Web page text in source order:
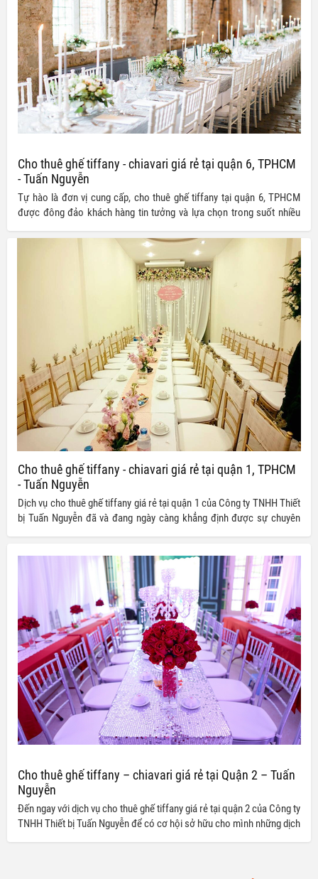
Cho thuê ghế tiffany - chiavari giá rẻ tại quận 6, TPHCM
- Tuấn Nguyễn
Tự hào là đơn vị cung cấp, cho thuê ghế tiffany tại quận 6, TPHCM
được đông đảo khách hàng tin tưởng và lựa chọn trong suốt nhiều
mang đến cho quý khách những sản phẩm ghế tiffany – chiavary chất
lượng cùng mức giá ưu đãi nhất thị trường.
Cho thuê ghế tiffany - chiavari giá rẻ tại quận 1, TPHCM
- Tuấn Nguyễn
Dịch vụ cho thuê ghế tiffany giá rẻ tại quận 1 của Công ty TNHH Thiết
bị Tuấn Nguyễn đã và đang ngày càng khẳng định được sự chuyên
Cho thuê ghế tiffany – chiavari giá rẻ tại Quận 2 – Tuấn
Nguyễn
Đến ngay với dịch vụ cho thuê ghế tiffany giá rẻ tại quận 2 của Công ty
TNHH Thiết bị Tuấn Nguyễn để có cơ hội sở hữu cho mình những dịch